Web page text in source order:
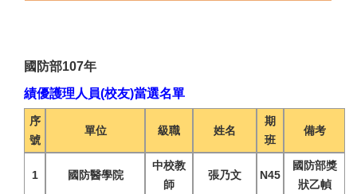
國防部107年
績優護理人員(校友)當選名單
序
號
單位 級職 姓名
期
班
備考
1 國防醫學院
中校教
師
張乃文 N45
國防部獎
狀乙幀